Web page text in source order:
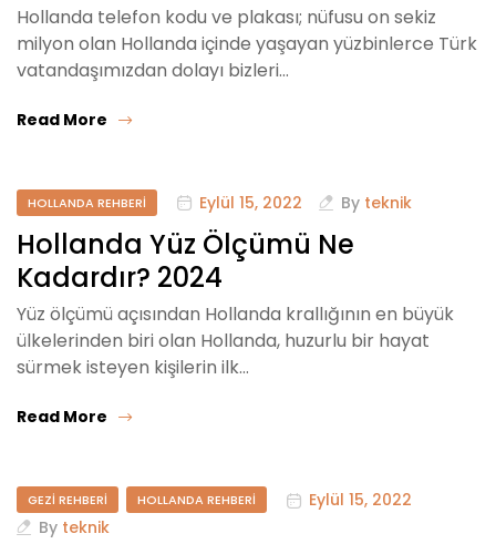
Hollanda telefon kodu ve plakası; nüfusu on sekiz
milyon olan Hollanda içinde yaşayan yüzbinlerce Türk
vatandaşımızdan dolayı bizleri…
Read More
HOLLANDA REHBERI Eylül 15, 2022 By teknik
Hollanda Yüz Ölçümü Ne
Kadardır? 2024
Yüz ölçümü açısından Hollanda krallığının en büyük
ülkelerinden biri olan Hollanda, huzurlu bir hayat
sürmek isteyen kişilerin ilk…
Read More
GEZI REHBERI HOLLANDA REHBERI
Eylül 15, 2022
By teknik